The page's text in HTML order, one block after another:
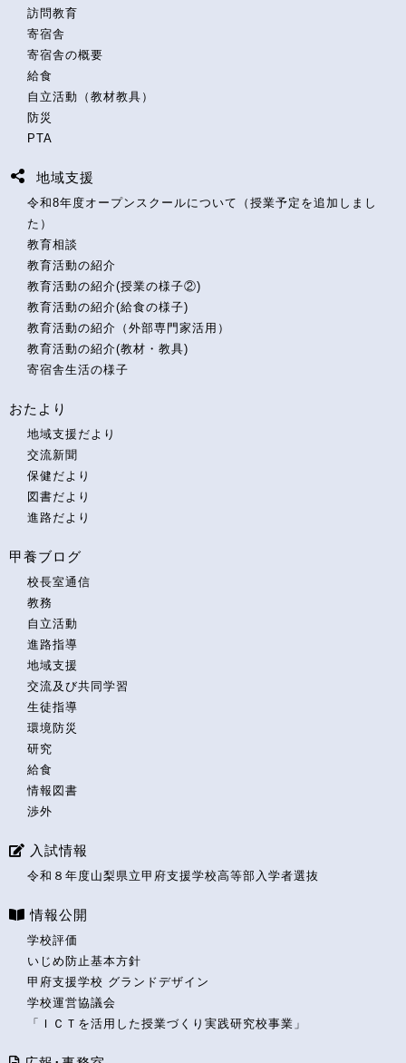
訪問教育
寄宿舎
寄宿舎の概要
給食
自立活動（教材教具）
防災
PTA
地域支援
令和8年度オープンスクールについて（授業予定を追加しまし
た）
教育相談
教育活動の紹介
教育活動の紹介(授業の様子②)
教育活動の紹介(給食の様子)
教育活動の紹介（外部専門家活用）
教育活動の紹介(教材・教具)
寄宿舎生活の様子
おたより
地域支援だより
交流新聞
保健だより
図書だより
進路だより
甲養ブログ
校長室通信
教務
自立活動
進路指導
地域支援
交流及び共同学習
生徒指導
環境防災
研究
給食
情報図書
渉外
入試情報
令和８年度山梨県立甲府支援学校高等部入学者選抜
情報公開
学校評価
いじめ防止基本方針
甲府支援学校 グランドデザイン
学校運営協議会
「ＩＣＴを活用した授業づくり実践研究校事業」